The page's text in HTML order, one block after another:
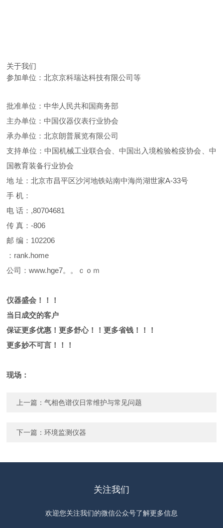
关于我们
参加单位：北京京科瑞达科技有限公司等
批准单位：中华人民共和国商务部
主办单位：中国仪器仪表行业协会
承办单位：北京朗普展览有限公司
支持单位：中国机械工业联合会、中国出入境检验检疫协会、中
国教育装备行业协会
地 址：北京市昌平区沙河地铁站南中海尚湖世家A-33号
手 机：
电 话：,80704681
传 真：-806
邮 编：102206
：rank.home
公司：www.hge7。。ｃｏｍ
仪器盛会！！！
当日成交的客户
保证更多优惠！更多舒心！！更多省钱！！！
更多妙不可言！！！
现场：
上一篇：气相色谱仪日常维护与常见问题
下一篇：环境监测仪器
关注我们
欢迎您关注我们的微信公众号了解更多信息